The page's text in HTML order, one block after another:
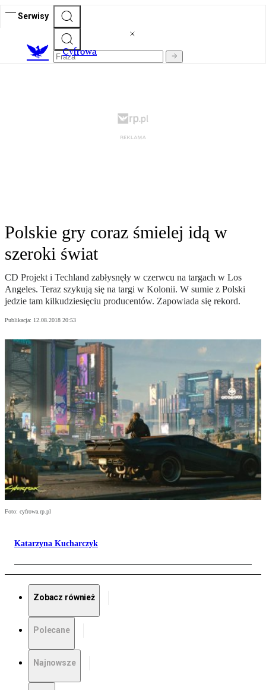
Serwisy
Cyfrowa
Polskie gry coraz śmielej idą w
szeroki świat
CD Projekt i Techland zabłysnęły w czerwcu na targach w Los
Angeles. Teraz szykują się na targi w Kolonii. W sumie z Polski
jedzie tam kilkudziesięciu producentów. Zapowiada się rekord.
Publikacja: 12.08.2018 20:53
Foto: cyfrowa.rp.pl
Katarzyna Kucharczyk
Zobacz również
Polecane
Najnowsze